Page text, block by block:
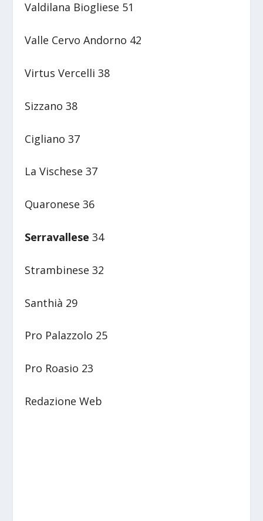
Valdilana Biogliese 51
Valle Cervo Andorno 42
Virtus Vercelli 38
Sizzano 38
Cigliano 37
La Vischese 37
Quaronese 36
Serravallese 34
Strambinese 32
Santhià 29
Pro Palazzolo 25
Pro Roasio 23
Redazione Web